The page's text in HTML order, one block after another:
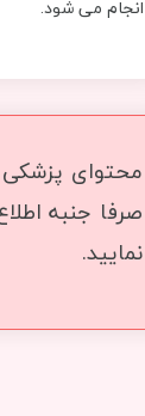
انجام می شود.
محتوای پزشکی
صرفا جنبه
نمایید.